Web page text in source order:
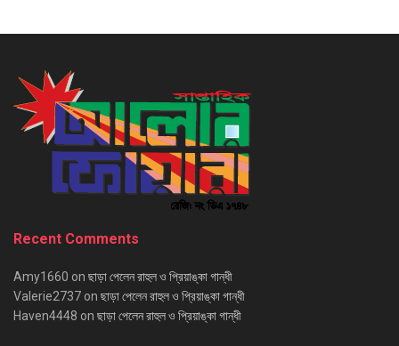
Recent Comments
Amy1660 on ছাড়া পেলেন রাহুল ও প্রিয়াঙ্কা গান্ধী
Valerie2737 on ছাড়া পেলেন রাহুল ও প্রিয়াঙ্কা গান্ধী
Haven4448 on ছাড়া পেলেন রাহুল ও প্রিয়াঙ্কা গান্ধী